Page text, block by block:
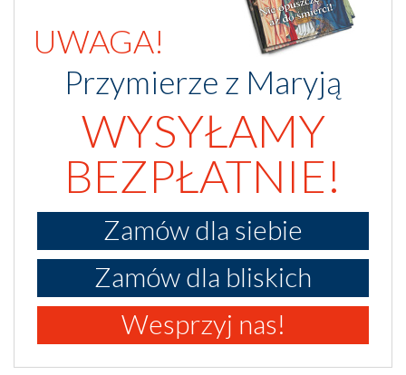
UWAGA!
Przymierze z Maryją
WYSYŁAMY
BEZPŁATNIE!
Zamów dla siebie
Zamów dla bliskich
Wesprzyj nas!